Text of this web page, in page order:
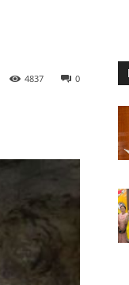
0
4837